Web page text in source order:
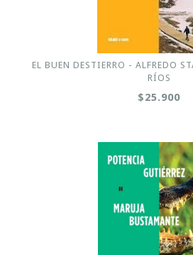
EL BUEN DESTIERRO - ALFREDO
RÍOS
$25.900